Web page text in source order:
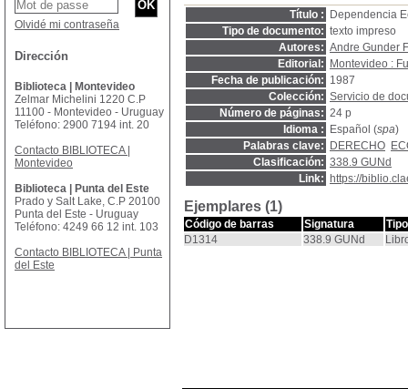
Título :
Dependencia
Tipo de documento: texto impreso
Autores: Andre Gunder
Editorial:
Montevideo :
Fecha de publicación: 1987
Colección: Servicio de
Número de páginas: 24 p
Idioma :
Español (spa)
Palabras clave:
DERECHO
Clasificación: 338.9 GUNd
Link:
https://
Ejemplares (1)
Código de barras Signatura
D1314
338.9 GUNd
Olvidé mi contraseña
Dirección
Biblioteca | Montevideo
Zelmar Michelini 1220 C.P
11100 - Montevideo - Uruguay
Teléfono: 2900 7194 int. 20
Contacto BIBLIOTECA |
Montevideo
Biblioteca | Punta del Este
Prado y Salt Lake, C.P 20100
Punta del Este - Uruguay
Teléfono: 4249 66 12 int. 103
Contacto BIBLIOTECA | Punta
del Este